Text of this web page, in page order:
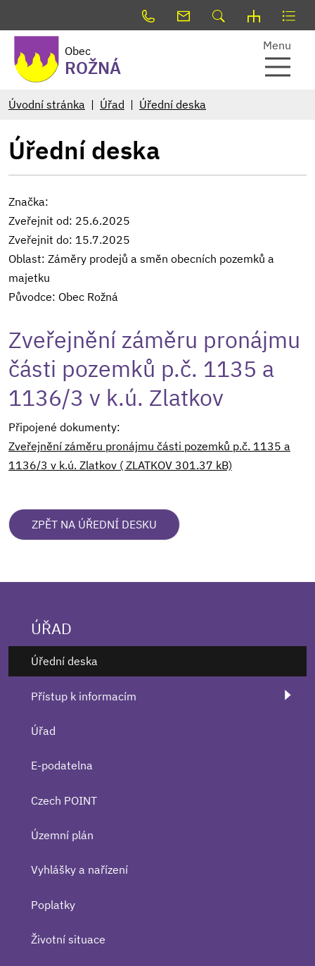
Obec
ROŽNÁ
Menu
Úvodní stránka Úřad Úřední deska
Úřední deska
Značka:
Zveřejnit od: 25.6.2025
Zveřejnit do: 15.7.2025
Oblast: Záměry prodejů a směn obecních pozemků a
majetku
Původce: Obec Rožná
Zveřejnění záměru pronájmu
části pozemků p.č. 1135 a
1136/3 v k.ú. Zlatkov
Připojené dokumenty:
Zveřejnění záměru pronájmu části pozemků p.č. 1135 a
1136/3 v k.ú. Zlatkov ( ZLATKOV 301.37 kB)
ZPĚT NA ÚŘEDNÍ DESKU
ÚŘAD
Úřední deska
Přístup k informacím
Úřad
E-podatelna
Czech POINT
Územní plán
Vyhlášky a nařízení
Poplatky
Životní situace